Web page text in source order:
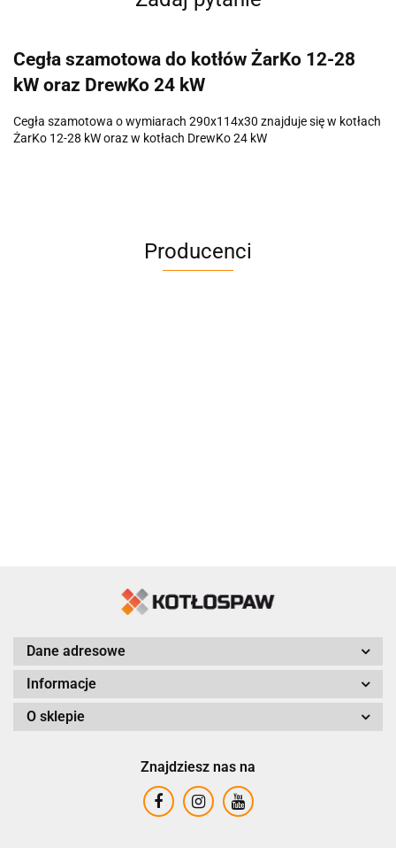
Cegła szamotowa do kotłów ŻarKo 12-28
kW oraz DrewKo 24 kW
Cegła szamotowa o wymiarach 290x114x30 znajduje się w kotłach
ŻarKo 12-28 kW oraz w kotłach DrewKo 24 kW
Producenci
Dane adresowe
Informacje
O sklepie
Znajdziesz nas na